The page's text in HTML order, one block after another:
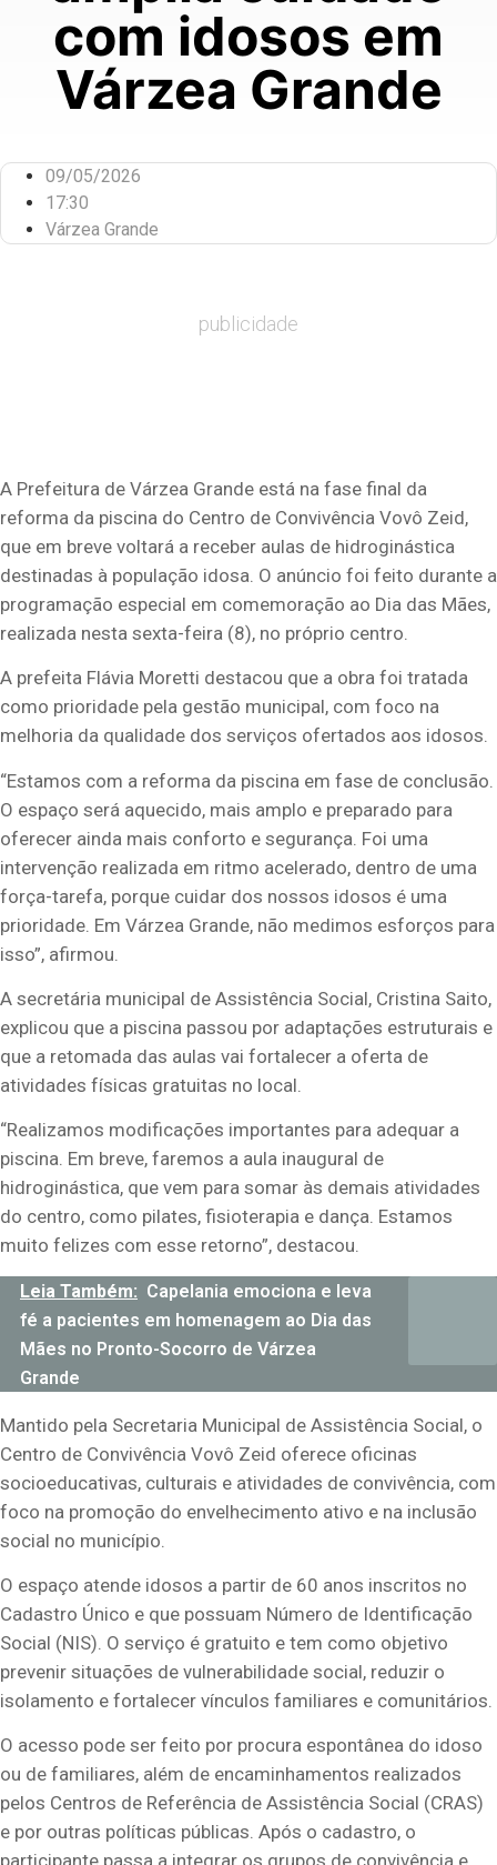
com idosos em
Várzea Grande
09/05/2026
17:30
Várzea Grande
publicidade
A Prefeitura de Várzea Grande está na fase final da
reforma da piscina do Centro de Convivência Vovô Zeid,
que em breve voltará a receber aulas de hidroginástica
destinadas à população idosa. O anúncio foi feito durante a
programação especial em comemoração ao Dia das Mães,
realizada nesta sexta-feira (8), no próprio centro.
A prefeita Flávia Moretti destacou que a obra foi tratada
como prioridade pela gestão municipal, com foco na
melhoria da qualidade dos serviços ofertados aos idosos.
“Estamos com a reforma da piscina em fase de conclusão.
O espaço será aquecido, mais amplo e preparado para
oferecer ainda mais conforto e segurança. Foi uma
intervenção realizada em ritmo acelerado, dentro de uma
força-tarefa, porque cuidar dos nossos idosos é uma
prioridade. Em Várzea Grande, não medimos esforços para
isso”, afirmou.
A secretária municipal de Assistência Social, Cristina Saito,
explicou que a piscina passou por adaptações estruturais e
que a retomada das aulas vai fortalecer a oferta de
atividades físicas gratuitas no local.
“Realizamos modificações importantes para adequar a
piscina. Em breve, faremos a aula inaugural de
hidroginástica, que vem para somar às demais atividades
do centro, como pilates, fisioterapia e dança. Estamos
muito felizes com esse retorno”, destacou.
Leia Também: Capelania emociona e leva
fé a pacientes em homenagem ao Dia das
Mães no Pronto-Socorro de Várzea
Grande
Mantido pela Secretaria Municipal de Assistência Social, o
Centro de Convivência Vovô Zeid oferece oficinas
socioeducativas, culturais e atividades de convivência, com
foco na promoção do envelhecimento ativo e na inclusão
social no município.
O espaço atende idosos a partir de 60 anos inscritos no
Cadastro Único e que possuam Número de Identificação
Social (NIS). O serviço é gratuito e tem como objetivo
prevenir situações de vulnerabilidade social, reduzir o
isolamento e fortalecer vínculos familiares e comunitários.
O acesso pode ser feito por procura espontânea do idoso
ou de familiares, além de encaminhamentos realizados
pelos Centros de Referência de Assistência Social (CRAS)
e por outras políticas públicas. Após o cadastro, o